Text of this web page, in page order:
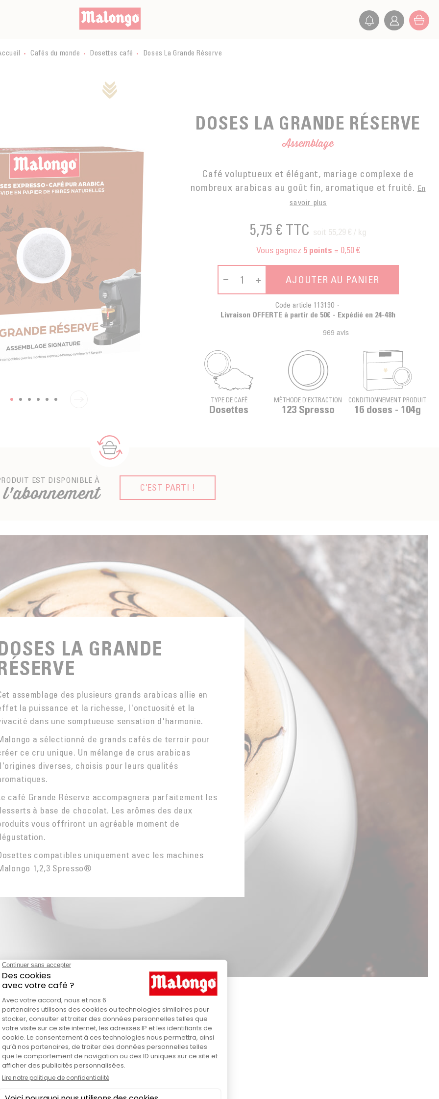
Cafés du monde Dosettes café Doses La Grande Réserve
DOSES LA GRANDE RÉSERVE
Assemblage
Café voluptueux et élégant, mariage complexe de
nombreux arabicas au goût fin, aromatique et fruité. En
savoir plus
5,75 € TTC soit 55,29 € / kg
Vous gagnez 5points = 0,50 €
AJOUTER AU PANIER
Code article 113190
Livraison OFFERTE à partir de 50€ - Expédié en 24-48h
TYPE DE CAFÉ
Dosettes
MÉTHODE D'EXTRACTION
123 Spresso
CONDITIONNEMENT PRODUIT
16 doses - 104g
EST DISPONIBLE À
l'abonnement C'EST PARTI !
LA GRANDE
assemblage des plusieurs grands arabicas allie en
la puissance et la richesse, l'onctuosité et la
dans une somptueuse sensation d'harmonie.
a sélectionné de grands cafés de terroir pour
ce cru unique. Un mélange de crus arabicas
diverses, choisis pour leurs qualités
café Grande Réserve accompagnera parfaitement les
à base de chocolat. Les arômes des deux
vous offriront un agréable moment de
compatibles uniquement avec les machines
1,2,3 Spresso®
détail
Malongo
Classique